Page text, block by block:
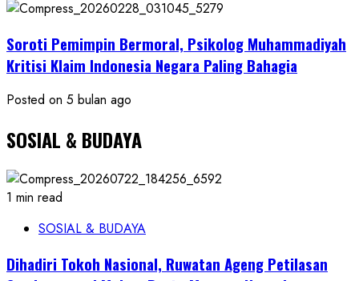
Soroti Pemimpin Bermoral, Psikolog Muhammadiyah
Kritisi Klaim Indonesia Negara Paling Bahagia
Posted on 5 bulan ago
SOSIAL & BUDAYA
1 min read
SOSIAL & BUDAYA
Dihadiri Tokoh Nasional, Ruwatan Ageng Petilasan